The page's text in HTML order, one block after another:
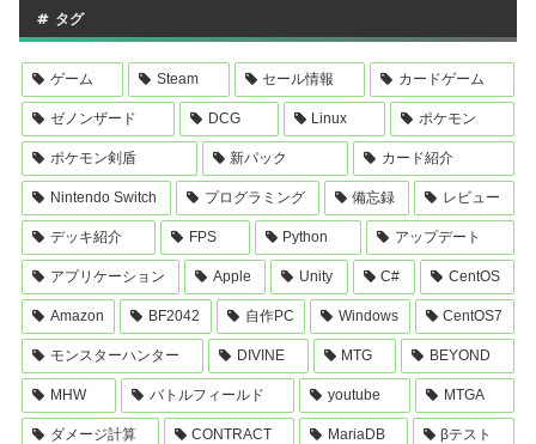
タグ
ゲーム Steam セール情報 カードゲーム
ゼノンザード DCG Linux ポケモン
ポケモン剣盾 新パック カード紹介
Nintendo Switch プログラミング 備忘録 レビュー
デッキ紹介 FPS Python アップデート
アプリケーション Apple Unity C# CentOS
Amazon BF2042 自作PC Windows CentOS7
モンスターハンター DIVINE MTG BEYOND
MHW バトルフィールド youtube MTGA
ダメージ計算 CONTRACT MariaDB βテスト